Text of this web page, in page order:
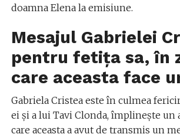
doamna Elena la emisiune.
Mesajul Gabrielei
pentru fetița sa, în
care aceasta face
Gabriela Cristea este în culmea
ei și a lui Tavi Clonda, împlinește un
care aceasta a avut de transmis un